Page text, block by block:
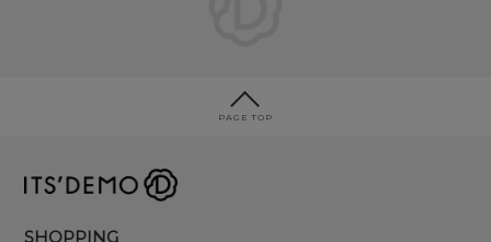
PAGE TOP
SHOPPING